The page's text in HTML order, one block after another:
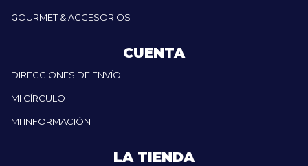
GOURMET & ACCESORIOS
CUENTA
DIRECCIONES DE ENVÍO
MI CÍRCULO
MI INFORMACIÓN
LA TIENDA